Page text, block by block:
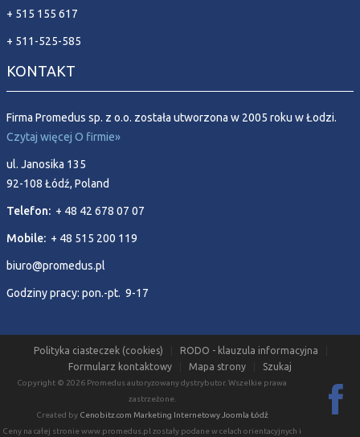
+ 515 155 617
+ 511-525-585
KONTAKT
Firma Promedus sp. z o.o. została utworzona w 2005 roku w Łodzi.
Czytaj więcej O firmie»
ul. Janosika 135
92-108 Łódź, Poland
Telefon: + 48 42 678 07 07
Mobile: + 48 515 200 119
biuro@promedus.pl
Godziny pracy: pon.-pt. 9-17
Polityka ciasteczek (cookies)
RODO - klauzula informacyjna
Formularz kontaktowy
Mapa strony Szukaj
Copyright © 2026 Promedus autoryzowany dystrybutor. Wszelkie prawa
zastrzeżone.
Created by Cenobitz.com Marketing Internetowy Joomla Łódź
Ceny na całej stronie www.promedus.pl zostały podane w celach orientacyjnych i